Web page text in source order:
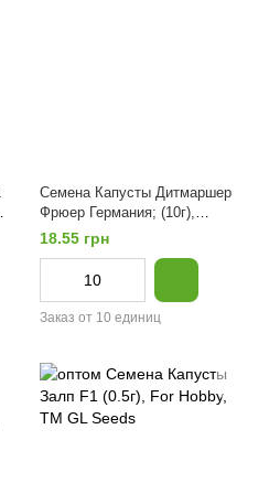
Семена Капусты Дитмаршер
Фрюер Германия; (10г),
Professional, TM GL Seeds
18.55 грн
Заказ от 10 единиц